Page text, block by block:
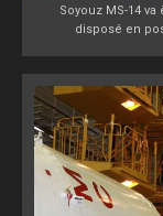
Soyouz MS-14
disposé en